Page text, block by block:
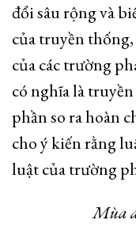
đổi sâu rộng và
của truyền
của các trường
có nghĩa là
phần so ra hoàn
cho ý kiến rằng
luật của trường
Mùa